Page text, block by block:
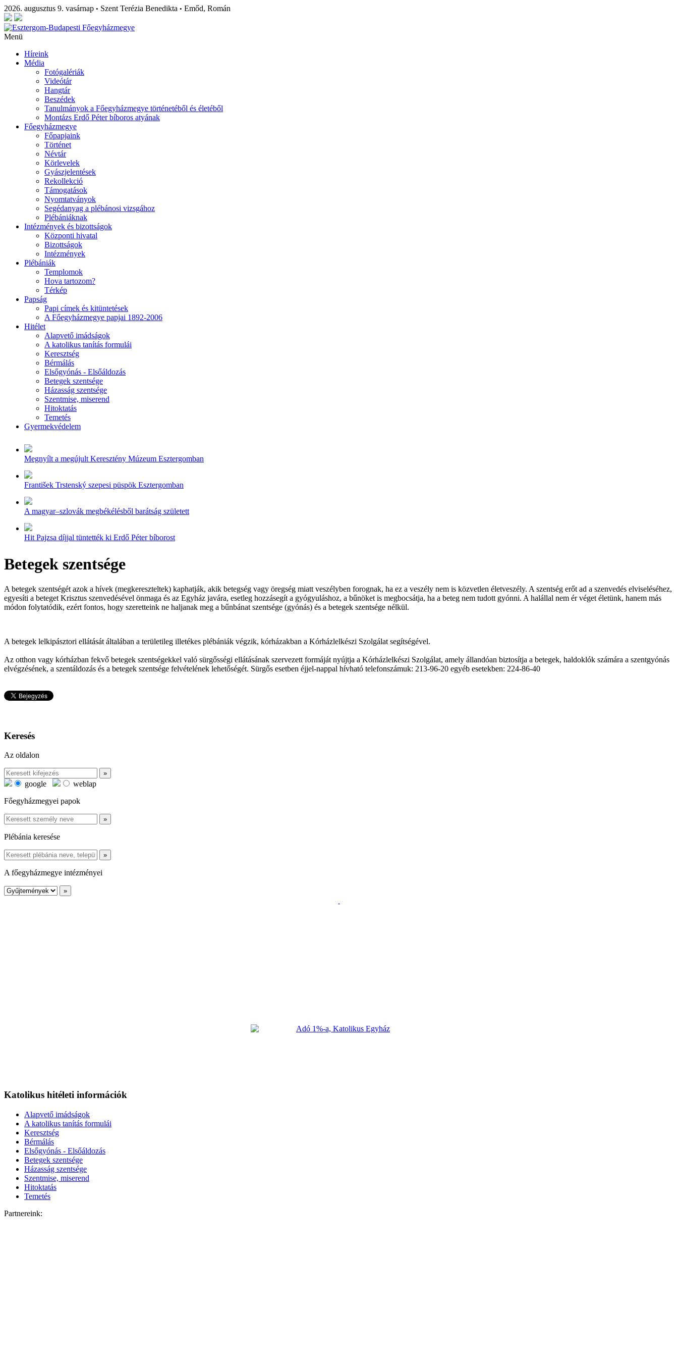
2026. augusztus 9. vasárnap • Szent Terézia Benedikta • Emőd, Román
Menü
Híreink
Média
Fotógalériák
Videótár
Hangtár
Beszédek
Tanulmányok a Főegyházmegye történetéből és életéből
Montázs Erdő Péter bíboros atyának
Főegyházmegye
Főpapjaink
Történet
Névtár
Körlevelek
Gyászjelentések
Rekollekció
Támogatások
Nyomtatványok
Segédanyag a plébánosi vizsgához
Plébániáknak
Intézmények és bizottságok
Központi hivatal
Bizottságok
Intézmények
Plébániák
Templomok
Hova tartozom?
Térkép
Papság
Papi címek és kitüntetések
A Főegyházmegye papjai 1892-2006
Hitélet
Alapvető imádságok
A katolikus tanítás formulái
Keresztség
Bérmálás
Elsőgyónás - Elsőáldozás
Betegek szentsége
Házasság szentsége
Szentmise, miserend
Hitoktatás
Temetés
Gyermekvédelem
Megnyílt a megújult Keresztény Múzeum Esztergomban
František Trstenský szepesi püspök Esztergomban
A magyar–szlovák megbékélésből barátság született
Hit Pajzsa díjjal tüntették ki Erdő Péter bíborost
Betegek szentsége
A betegek szentségét azok a hívek (megkereszteltek) kaphatják, akik betegség vagy öregség miatt veszélyben forognak, ha ez a veszély nem is közvetlen életveszély. A szentség erőt ad a szenvedés elviseléséhez,
egyesíti a beteget Krisztus szenvedésével önmaga és az Egyház javára, esetleg hozzásegít a gyógyuláshoz, a bűnöket is megbocsátja, ha a beteg nem tudott gyónni. A halállal nem ér véget életünk, hanem más
módon folytatódik, ezért fontos, hogy szeretteink ne haljanak meg a bűnbánat szentsége (gyónás) és a betegek szentsége nélkül.
A betegek lelkipásztori ellátását általában a területileg illetékes plébániák végzik, kórházakban a Kórházlelkészi Szolgálat segítségével.
Az otthon vagy kórházban fekvő betegek szentségekkel való sürgősségi ellátásának szervezett formáját nyújtja a Kórházlelkészi Szolgálat, amely állandóan biztosítja a betegek, haldoklók számára a szentgyónás
elvégzésének, a szentáldozás és a betegek szentsége felvételének lehetőségét. Sürgős esetben éjjel-nappal hívható telefonszámuk: 213-96-20 egyéb esetekben: 224-86-40
Keresés
Az oldalon
google
weblap
Főegyházmegyei papok
Plébánia keresése
A főegyházmegye intézményei
Katolikus hitéleti információk
Alapvető imádságok
A katolikus tanítás formulái
Keresztség
Bérmálás
Elsőgyónás - Elsőáldozás
Betegek szentsége
Házasság szentsége
Szentmise, miserend
Hitoktatás
Temetés
Partnereink: